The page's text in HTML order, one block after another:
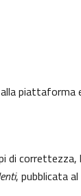
, pubblicata al